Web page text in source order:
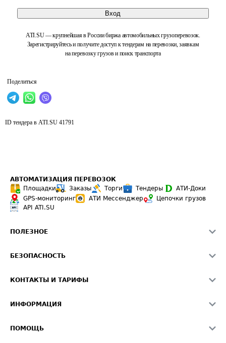
Вход
ATI.SU — крупнейшая в России биржа автомобильных грузоперевозок.
Зарегистрируйтесь и получите доступ к тендерам на перевозки, заявкам
на перевозку грузов и поиск транспорта
Поделиться
ID тендера в ATI.SU 41791
АВТОМАТИЗАЦИЯ ПЕРЕВОЗОК
Площадки
Заказы Торги Тендеры
АТИ-Доки
GPS-мониторинг
АТИ Мессенджер
Цепочки грузов
API ATI.SU
ПОЛЕЗНОЕ
Звезды ATI.SU на вашем сайте
Средние ставки
БЕЗОПАСНОСТЬ
Светофор+
О формировании Паспорта
КОНТАКТЫ И ТАРИФЫ
Реклама на сайте
ИНФОРМАЦИЯ
ПОМОЩЬ